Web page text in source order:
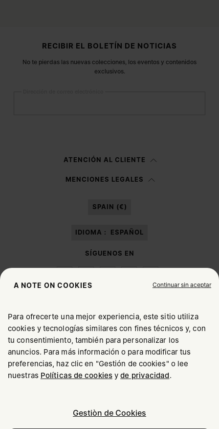
RECIBIR EL BOLETÍN DE NOTICIAS
No te pierdas las nuevas colecciones, los eventos y contenidos
exclusivos.
nota informativa, autorizo a Margiela S.A.S.U. al
ATENCIÓN AL CLIENTE
MENCIONES LEGALES
SPAIN (€)
IDIOMA : ESPAÑOL
SÍGUENOS EN
Maison Margiela MM6
Maison Margiela forma parte del grupo OTB
SELECCIONA TU UBICACIÓN
Parece que te encuentras en United States. ¿Deseas
actualizar tu ubicación?
United States
A NOTE ON COOKIES Continuar sin aceptar
Para ofrecerte una mejor experiencia, este sitio utiliza
cookies y tecnologías similares con fines técnicos y, con
tu consentimiento, también para personalizar los
anuncios. Para más información o para modificar tus
preferencias, haz clic en "Gestión de cookies" o lee
nuestras Políticas de cookiesyde privacidad.
Gestiòn de Cookies